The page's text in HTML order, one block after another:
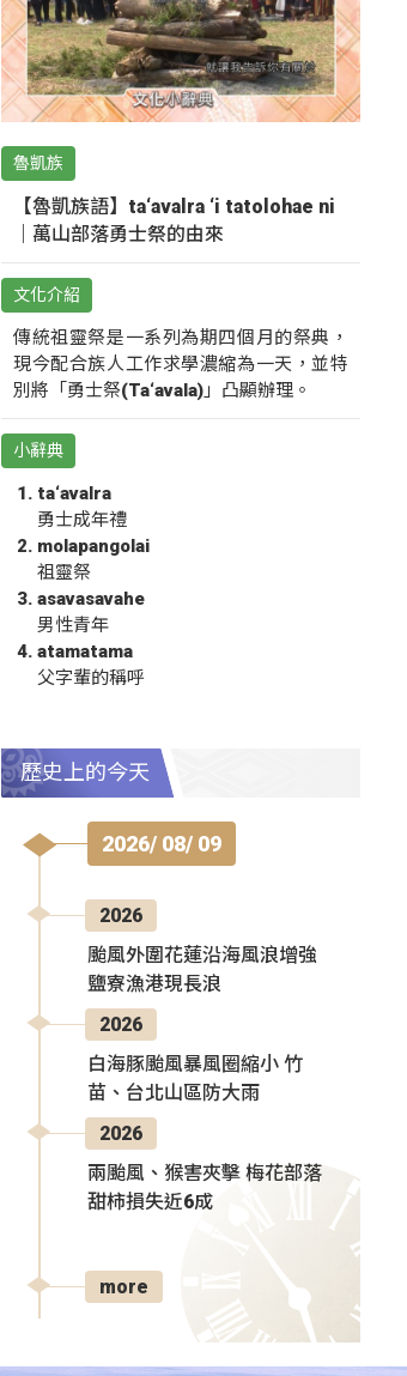
魯凱族
【魯凱族語】ta‘avalra ‘i tatolohae ni
｜萬山部落勇士祭的由來
文化介紹
傳統祖靈祭是一系列為期四個月的祭典，
現今配合族人工作求學濃縮為一天，並特
別將「勇士祭(Ta‘avala)」凸顯辦理。
小辭典
ta‘avalra
勇士成年禮
molapangolai
祖靈祭
asavasavahe
男性青年
atamatama
父字輩的稱呼
歷史上的今天
2026/ 08/ 09
2026
颱風外圍花蓮沿海風浪增強
鹽寮漁港現長浪
2026
白海豚颱風暴風圈縮小 竹
苗、台北山區防大雨
2026
兩颱風、猴害夾擊 梅花部落
甜柿損失近6成
more